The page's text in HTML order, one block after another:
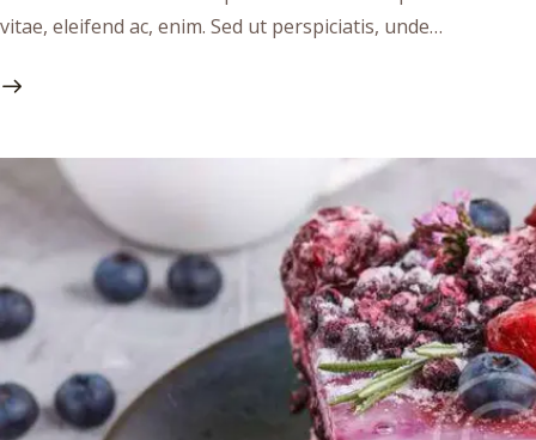
vitae, eleifend ac, enim. Sed ut perspiciatis, unde…